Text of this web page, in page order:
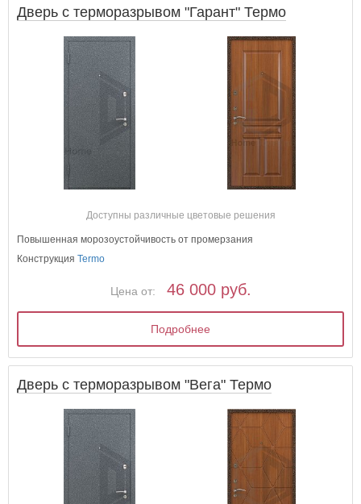
Дверь с терморазрывом "Гарант" Термо
Доступны различные цветовые решения
Повышенная морозоустойчивость от промерзания
КонструкцияTermo
Цена от: 46 000 руб.
Подробнее
Дверь с терморазрывом "Вега" Термо